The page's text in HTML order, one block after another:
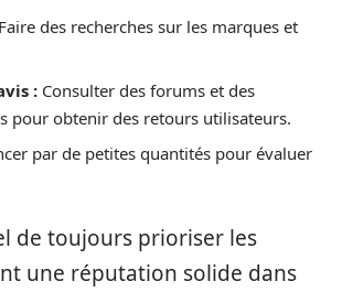
Faire des recherches sur les marques et
: Consulter des forums et des
pour obtenir des retours utilisateurs.
par de petites quantités pour évaluer
de toujours prioriser les
une réputation solide dans